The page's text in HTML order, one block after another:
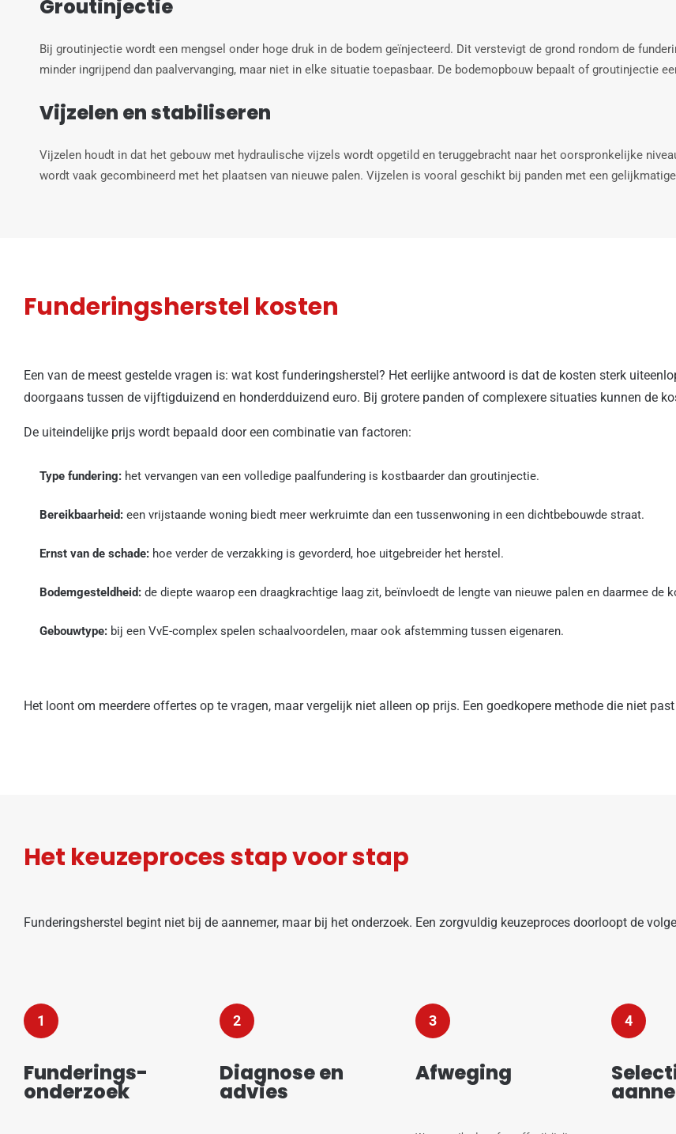
Groutinjectie
Bij groutinjectie wordt een mengsel onder hoge druk in de bodem geïnjecteerd. Dit verstevigt de grond rondom de
minder ingrijpend dan paalvervanging, maar niet in elke situatie toepasbaar. De bodemopbouw bepaalt of groutinjectie
Vijzelen en stabiliseren
Vijzelen houdt in dat het gebouw met hydraulische vijzels wordt opgetild en teruggebracht naar het oorspronkelijke
wordt vaak gecombineerd met het plaatsen van nieuwe palen. Vijzelen is vooral geschikt bij panden met een
Funderingsherstel kosten
Een van de meest gestelde vragen is: wat kost funderingsherstel? Het eerlijke antwoord is dat de kosten sterk
doorgaans tussen de vijftigduizend en honderdduizend euro. Bij grotere panden of complexere situaties kunnen de
De uiteindelijke prijs wordt bepaald door een combinatie van factoren:
Type fundering: het vervangen van een volledige paalfundering is kostbaarder dan groutinjectie.
Bereikbaarheid: een vrijstaande woning biedt meer werkruimte dan een tussenwoning in een dichtbebouwde straat.
Ernst van de schade: hoe verder de verzakking is gevorderd, hoe uitgebreider het herstel.
Bodemgesteldheid: de diepte waarop een draagkrachtige laag zit, beïnvloedt de lengte van nieuwe palen en daarmee de
Gebouwtype: bij een VvE-complex spelen schaalvoordelen, maar ook afstemming tussen eigenaren.
Het loont om meerdere offertes op te vragen, maar vergelijk niet alleen op prijs. Een goedkopere methode die niet
Het keuzeproces stap voor stap
Funderingsherstel begint niet bij de aannemer, maar bij het onderzoek. Een zorgvuldig keuzeproces doorloopt de
1
Funderings-
onderzoek
2
Diagnose en
advies
3
Afweging
4